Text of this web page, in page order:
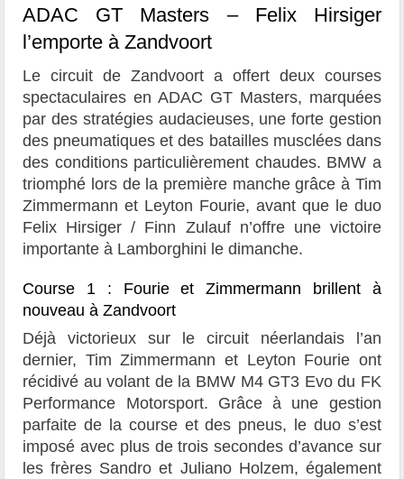
ADAC GT Masters – Felix Hirsiger
l’emporte à Zandvoort
Le circuit de Zandvoort a offert deux courses
spectaculaires en ADAC GT Masters, marquées
par des stratégies audacieuses, une forte gestion
des pneumatiques et des batailles musclées dans
des conditions particulièrement chaudes. BMW a
triomphé lors de la première manche grâce à Tim
Zimmermann et Leyton Fourie, avant que le duo
Felix Hirsiger / Finn Zulauf n’offre une victoire
importante à Lamborghini le dimanche.
Course 1 : Fourie et Zimmermann brillent à
nouveau à Zandvoort
Déjà victorieux sur le circuit néerlandais l’an
dernier, Tim Zimmermann et Leyton Fourie ont
récidivé au volant de la BMW M4 GT3 Evo du FK
Performance Motorsport. Grâce à une gestion
parfaite de la course et des pneus, le duo s’est
imposé avec plus de trois secondes d’avance sur
les frères Sandro et Juliano Holzem, également